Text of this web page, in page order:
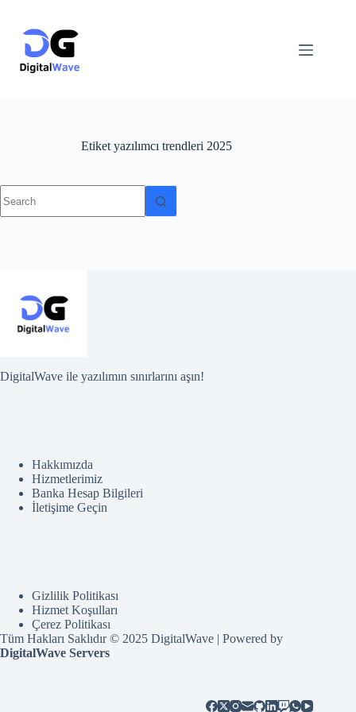
content
Etiket yazılımcı trendleri 2025
results
DigitalWave ile yazılımın sınırlarını aşın!
Hakkımızda
Hizmetlerimiz
Banka Hesap Bilgileri
İletişime Geçin
Gizlilik Politikası
Hizmet Koşulları
Çerez Politikası
Tüm Hakları Saklıdır © 2025 DigitalWave | Powered by
DigitalWave Servers